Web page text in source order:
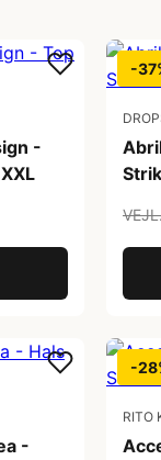
-
-
-
-
RITO